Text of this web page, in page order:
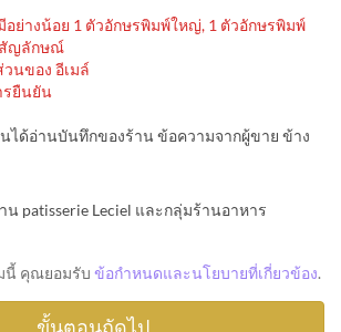
ย่างน้อย 1 ตัวอักษรพิมพ์ใหญ่, 1 ตัวอักษรพิมพ์
สัญลักษณ์
นของ อีเมล์
รยืนยัน
ด้อ่านบันทึกของร้าน ข้อความจากผู้ขาย ข้าง
น patisserie Leciel และกลุ่มร้านอาหาร
นี้ คุณยอมรับ ข้อกำหนดและนโยบายที่เกี่ยวข้อง.